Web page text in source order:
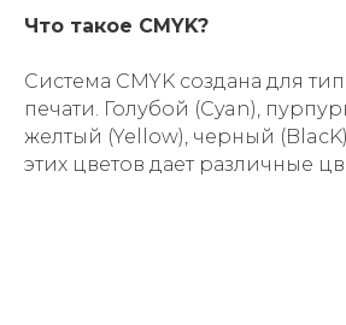
Что такое CMYK?
Система CMYK создана для
печати. Голуб­ой (Сyan),
желтый (Yellow), черный
этих цветов дает различные